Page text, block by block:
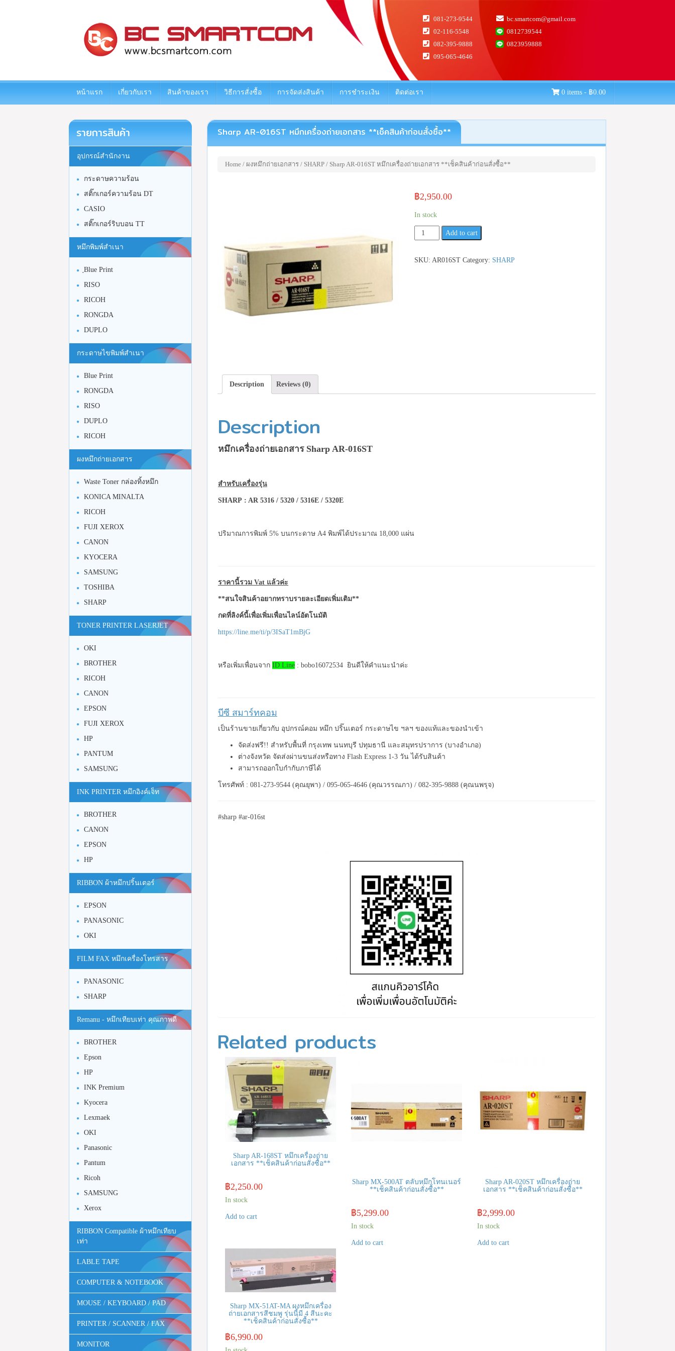
081-273-9544
bc.smartcom@gmail.com
02-116-5548
0812739544
082-395-9888
0823959888
095-065-4646
หน้าแรก เกี่ยวกับเรา สินค้าของเรา วิธีการสั่งซื้อ การจัดส่งสินค้า การชำระเงิน ติดต่อเรา 0 items - ฿0.00
Sharp AR-016ST หมึกเครื่องถ่ายเอกสาร **เช็คสินค้าก่อนสั่งซื้อ**
Home / ผงหมึกถ่ายเอกสาร / SHARP / Sharp AR-016ST หมึกเครื่องถ่ายเอกสาร **เช็คสินค้าก่อนสั่งซื้อ**
฿2,950.00
In stock
Sharp
AR-
Add to cart
SKU: AR016ST Category: SHARP
Description Reviews (0)
Description
หมึกเครื่องถ่ายเอกสาร Sharp AR-016ST
สำหรับเครื่องรุ่น
SHARP : AR 5316 / 5320 / 5316E / 5320E
ปริมาณการพิมพ์ 5% บนกระดาษ A4 พิมพ์ได้ประมาณ 18,000 แผ่น
ราคานี้รวม Vat แล้วค่ะ
**สนใจสินค้าอยากทราบรายละเอียดเพิ่มเติม**
กดที่ลิงค์นี้เพื่อเพิ่มเพื่อนไลน์อัตโนมัติ
https://line.me/ti/p/3ISaT1mBjG
หรือเพิ่มเพื่อนจาก ID Line : bobo16072534 ยินดีให้คำแนะนำค่ะ
บีซี สมาร์ทคอม
เป็นร้านขายเกี่ยวกับ อุปกรณ์คอม หมึก ปริ๊นเตอร์ กระดาษไข ฯลฯ ของแท้และของนำเข้า
จัดส่งฟรี!! สำหรับพื้นที่ กรุงเทพ นนทบุรี ปทุมธานี และสมุทรปราการ (บางอำเภอ)
ต่างจังหวัด จัดส่งผ่านขนส่งหรือทาง Flash Express 1-3 วัน ได้รับสินค้า
สามารถออกใบกำกับภาษีได้
โทรศัพท์ : 081-273-9544 (คุณยุพา) / 095-065-4646 (คุณวรรณภา) / 082-395-9888 (คุณนพรุจ)
#sharp #ar-016st
Related products
Sharp AR-168ST หมึกเครื่องถ่าย
เอกสาร **เช็คสินค้าก่อนสั่งซื้อ**
฿2,250.00
In stock
Add to cart
Sharp MX-500AT ตลับหมึกโทนเนอร์
**เช็คสินค้าก่อนสั่งซื้อ**
฿5,299.00
In stock
Add to cart
Sharp AR-020ST หมึกเครื่องถ่าย
เอกสาร **เช็คสินค้าก่อนสั่งซื้อ**
฿2,999.00
In stock
Add to cart
Sharp MX-51AT-MA ผงหมึกเครื่อง
ถ่ายเอกสารสีชมพู รุ่นนี้มี 4 สีนะคะ
**เช็คสินค้าก่อนสั่งซื้อ**
฿6,990.00
รายการสินค้า
อุปกรณ์สำนักงาน
กระดาษความร้อน
สติ๊กเกอร์ความร้อน DT
CASIO
สติ๊กเกอร์ริบบอน TT
หมึกพิมพ์สำเนา
ฺBlue Print
RISO
RICOH
RONGDA
DUPLO
กระดาษไขพิมพ์สำเนา
Blue Print
RONGDA
RISO
DUPLO
RICOH
ผงหมึกถ่ายเอกสาร
Waste Toner กล่องทิ้งหมึก
KONICA MINALTA
RICOH
FUJI XEROX
CANON
KYOCERA
SAMSUNG
TOSHIBA
SHARP
TONER PRINTER LASERJET
OKI
BROTHER
RICOH
CANON
EPSON
FUJI XEROX
HP
PANTUM
SAMSUNG
INK PRINTER หมึกอิงค์เจ็ท
BROTHER
CANON
EPSON
HP
RIBBON ผ้าหมึกปริ้นเตอร์
EPSON
PANASONIC
OKI
FILM FAX หมึกเครื่องโทรสาร
PANASONIC
SHARP
Remanu - หมึกเทียบเท่า คุณภาพดี
BROTHER
Epson
HP
INK Premium
Kyocera
Lexmaek
OKI
Panasonic
Pantum
Ricoh
SAMSUNG
Xerox
RIBBON Compatible ผ้าหมึกเทียบ
เท่า
LABLE TAPE
COMPUTER & NOTEBOOK
MOUSE / KEYBOARD / PAD
PRINTER / SCANNER / FAX
MONITOR